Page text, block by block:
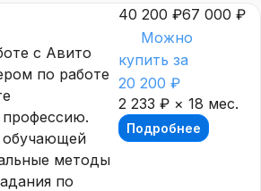
с Авито
по работе
обучающей
методы
по
40 200 ₽67 000 ₽
Можно
купить за
20 200 ₽
2 233 ₽ × 18 мес.
Подробнее